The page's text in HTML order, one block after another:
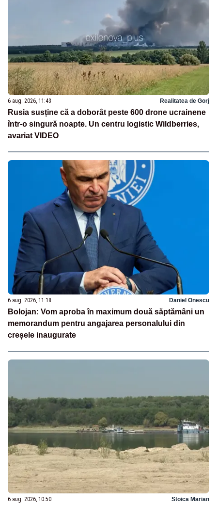
6 aug. 2026, 11:43 Realitatea de Gorj
Rusia susține că a doborât peste 600 drone ucrainene
într-o singură noapte. Un centru logistic Wildberries,
avariat VIDEO
6 aug. 2026, 11:18 Daniel Onescu
Bolojan: Vom aproba în maximum două săptămâni un
memorandum pentru angajarea personalului din
creșele inaugurate
6 aug. 2026, 10:50 Stoica Marian